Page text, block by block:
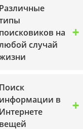
Различные
поисковиков на
случай
Поиск
информации в
Интернете
вещей